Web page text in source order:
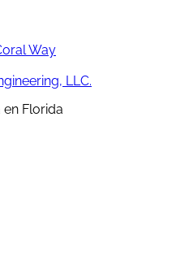
Way
LLC.
Florida